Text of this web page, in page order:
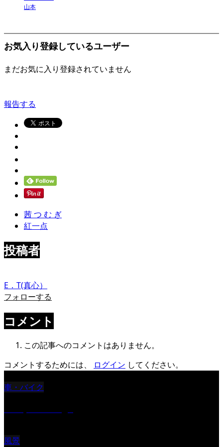
山本
お気入り登録しているユーザー
まだお気に入り登録されていません
報告する
茜 つ む ぎ
紅一点
投稿者
E．T(真心）
フォローする
コメント
この記事へのコメントはありません。
コメントするためには、
ログイン してください。
車・バイク
風景